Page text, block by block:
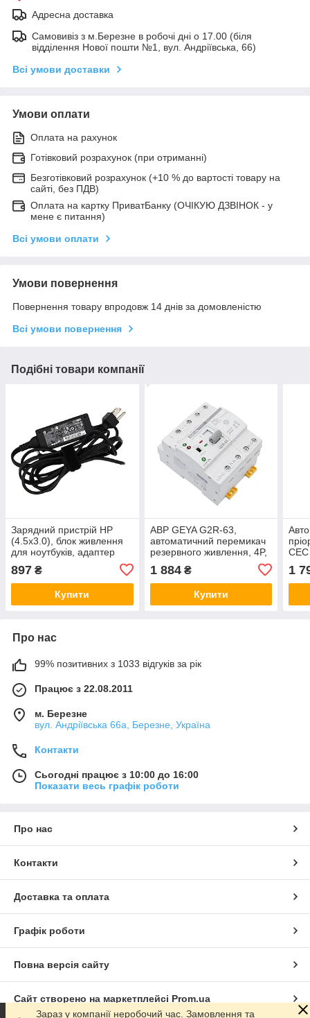
Адресна доставка
Самовивіз з м.Березне в робочі дні о 17.00 (біля
відділення Нової пошти №1, вул. Андріївська, 66)
Всі умови доставки
Умови оплати
Оплата на рахунок
Готівковий розрахунок (при отриманні)
Безготівковий розрахунок (+10 % до вартості товару на
сайті, без ПДВ)
Оплата на картку ПриватБанку (ОЧІКУЮ ДЗВІНОК - у
мене є питання)
Всі умови оплати
Умови повернення
Повернення товару впродовж 14 днів за домовленістю
Всі умови повернення
Подібні товари компанії
Зарядний пристрій HP
(4.5x3.0), блок живлення
для ноутбуків, адаптер
2.31A 45W) + мережевий
кабель
897 ₴
Купити
АВР GEYA G2R-63,
автоматичний перемикач
резервного живлення, 4P,
1 884₴
Купити
СЕС
1
Про нас
99% позитивних з 1033 відгуків за рік
Працює з 22.08.2011
м. Березне
вул. Андріївська 66а, Березне, Україна
Контакти
Сьогодні працює з 10:00 до 16:00
Показати весь графік роботи
Про нас
Контакти
Доставка та оплата
Графік роботи
Повна версія сайту
Сайт створено на маркетплейсі Prom.ua
Зараз у компанії неробочий час. Замовлення та